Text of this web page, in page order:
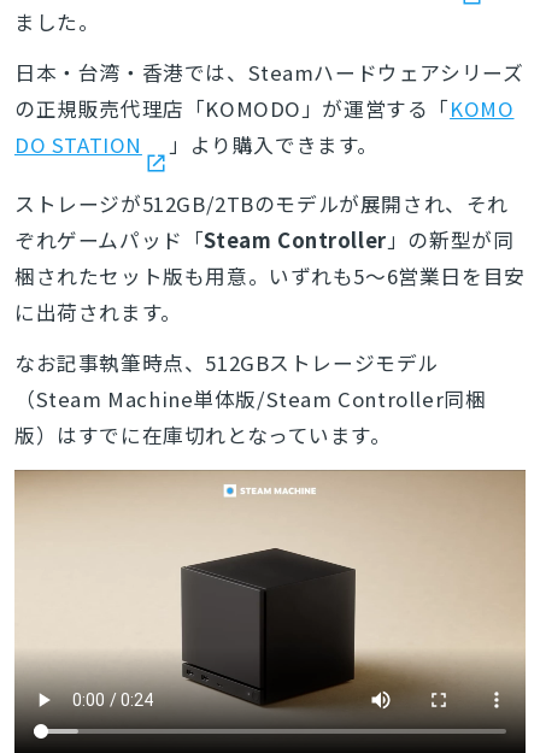
ました。
日本・台湾・香港では、Steamハードウェアシリーズ
の正規販売代理店「KOMODO」が運営する「KOMO
DO STATION
」より購入できます。
ストレージが512GB/2TBのモデルが展開され、それ
ぞれゲームパッド「Steam Controller」の新型が同
梱されたセット版も用意。いずれも5～6営業日を目安
に出荷されます。
なお記事執筆時点、512GBストレージモデル
（Steam Machine単体版/Steam Controller同梱
版）はすでに在庫切れとなっています。